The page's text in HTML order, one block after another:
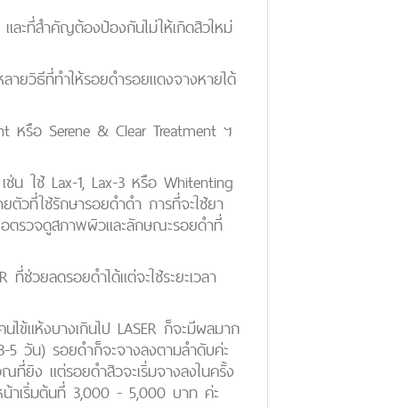
ละที่สำคัญต้องป้องกันไม่ให้เกิดสิวใหม่
ายวิธีที่ทำให้รอยดำรอยแดงจางหายได้
หรือ Serene & Clear Treatment ฯ
น ใช้ Lax-1, Lax-3 หรือ Whitenting
วที่ใช้รักษารอยดำดำ การที่จะใช้ยา
ตรวจดูสภาพผิวและลักษณะรอยดำที่
วยลดรอยดำได้แต่จะใช้ระยะเวลา
ข้แห้งบางเกินไป LASER ก็จะมีผลมาก
5 วัน) รอยดำก็จะจางลงตามลำดับค่ะ
ยิง แต่รอยดำสิวจะเริ่มจางลงในครั้ง
าเริ่มต้นที่ 3,000 - 5,000 บาท ค่ะ